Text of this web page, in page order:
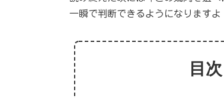
一瞬で判断できるようになりますよ
目次